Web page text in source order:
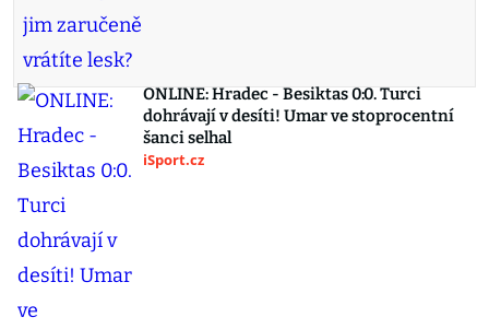
ONLINE: Hradec - Besiktas 0:0. Turci
dohrávají v desíti! Umar ve stoprocentní
šanci selhal
iSport.cz